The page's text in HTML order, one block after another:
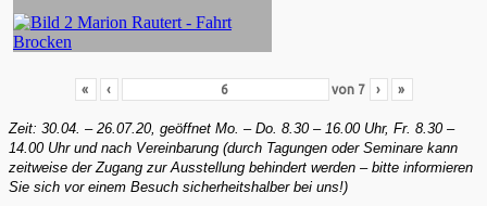
« ‹ von 7 › »
Zeit: 30.04. – 26.07.20, geöffnet Mo. – Do. 8.30 – 16.00 Uhr, Fr. 8.30 –
14.00 Uhr und nach Vereinbarung (durch Tagungen oder Seminare kann
zeitweise der Zugang zur Ausstellung behindert werden – bitte informieren
Sie sich vor einem Besuch sicherheitshalber bei uns!)